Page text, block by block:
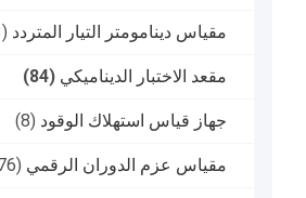
مقياس دينامومتر التيار المتردد (73)
مقعد الاختبار الديناميكي (84)
جهاز قياس استهلاك الوقود (8)
مقياس عزم الدوران الرقمي (76)